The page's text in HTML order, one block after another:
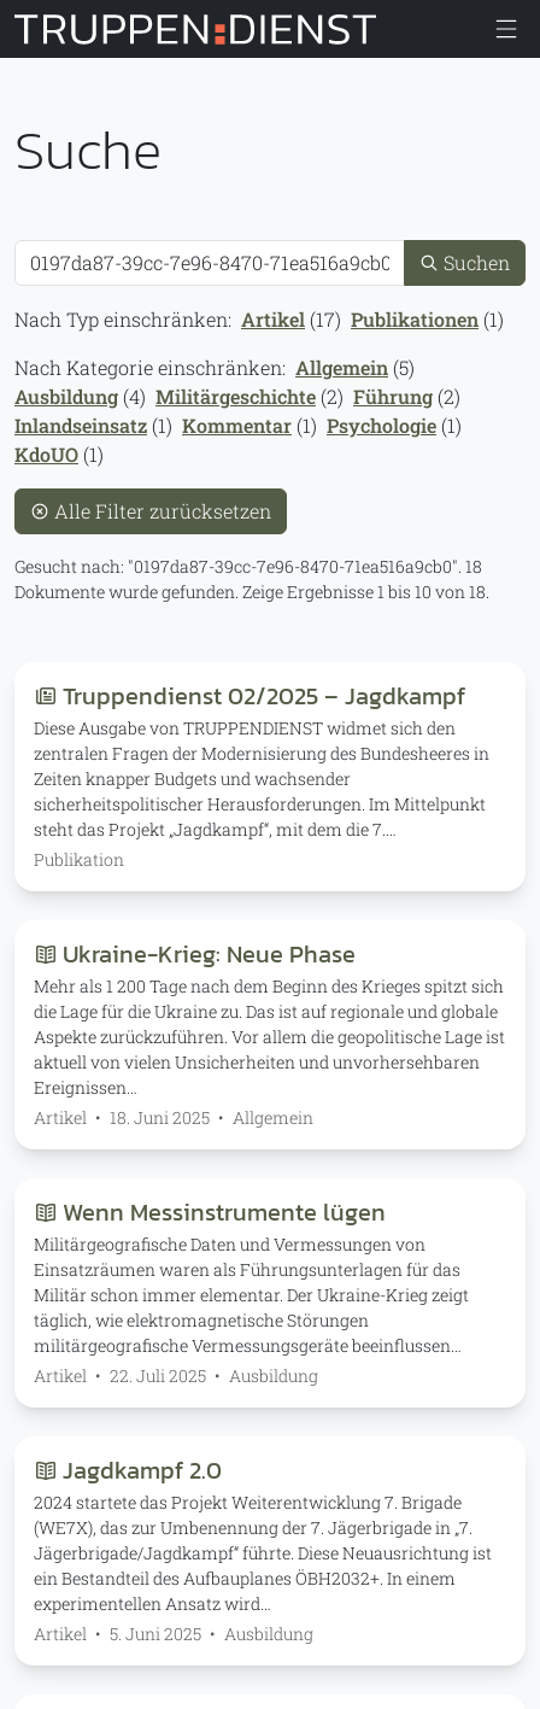
Truppendienst
Suche
Suche Suchen
Nach Typ einschränken: Artikel (17) Publikationen (1)
Nach Kategorie einschränken: Allgemein (5)
Ausbildung (4) Militärgeschichte (2) Führung (2)
Inlandseinsatz (1) Kommentar (1) Psychologie (1)
KdoUO (1)
Alle Filter zurücksetzen
Gesucht nach: 0197da87-39cc-7e96-8470-71ea516a9cb0 . 18
Dokumente wurde gefunden. Zeige Ergebnisse 1 bis 10 von 18.
Truppendienst 02/2025 – Jagdkampf
Diese Ausgabe von TRUPPENDIENST widmet sich den
zentralen Fragen der Modernisierung des Bundesheeres in
Zeiten knapper Budgets und wachsender
sicherheitspolitischer Herausforderungen. Im Mittelpunkt
steht das Projekt „Jagdkampf“, mit dem die 7.…
Publikation
Ukraine-Krieg: Neue Phase
Mehr als 1 200 Tage nach dem Beginn des Krieges spitzt sich
die Lage für die Ukraine zu. Das ist auf regionale und globale
Aspekte zurückzuführen. Vor allem die geopolitische Lage ist
aktuell von vielen Unsicherheiten und unvorhersehbaren
Ereignissen…
Artikel • 18. Juni 2025 • Allgemein
Wenn Messinstrumente lügen
Militärgeografische Daten und Vermessungen von
Einsatzräumen waren als Führungsunterlagen für das
Militär schon immer elementar. Der Ukraine-Krieg zeigt
täglich, wie elektromagnetische Störungen
militärgeografische Vermessungsgeräte beeinflussen…
Artikel • 22. Juli 2025 • Ausbildung
Jagdkampf 2.0
2024 startete das Projekt Weiterentwicklung 7. Brigade
(WE7X), das zur Umbenennung der 7. Jägerbrigade in „7.
Jägerbrigade/Jagdkampf“ führte. Diese Neuausrichtung ist
ein Bestandteil des Aufbauplanes ÖBH2032+. In einem
experimentellen Ansatz wird…
Artikel • 5. Juni 2025 • Ausbildung